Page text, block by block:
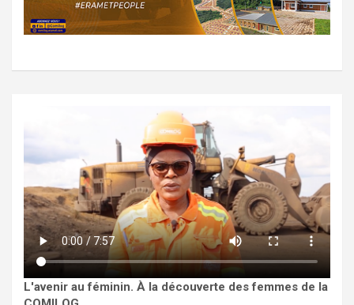
L'avenir au féminin. À la découverte des femmes de la